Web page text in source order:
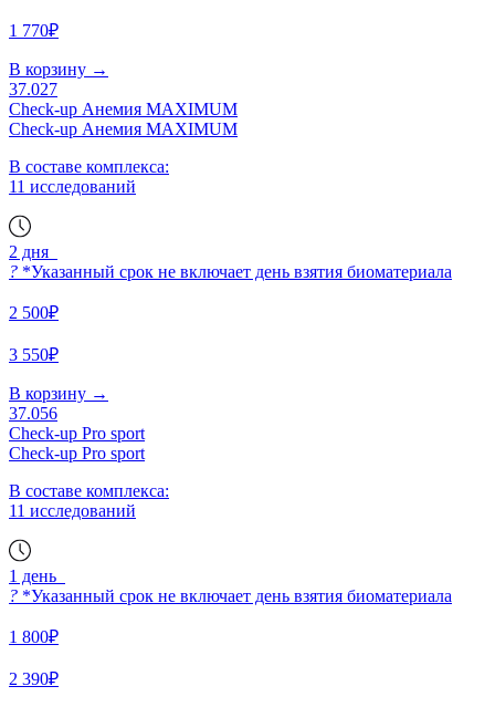
1 770₽
В корзину →
37.027
Check-up Анемия MAXIMUM
Check-up Анемия MAXIMUM
В составе комплекса:
11 исследований
2 дня
? *Указанный срок не включает день взятия биоматериала
2 500₽
3 550₽
В корзину →
37.056
Check-up Pro sport
Check-up Pro sport
В составе комплекса:
11 исследований
1 день
? *Указанный срок не включает день взятия биоматериала
1 800₽
2 390₽